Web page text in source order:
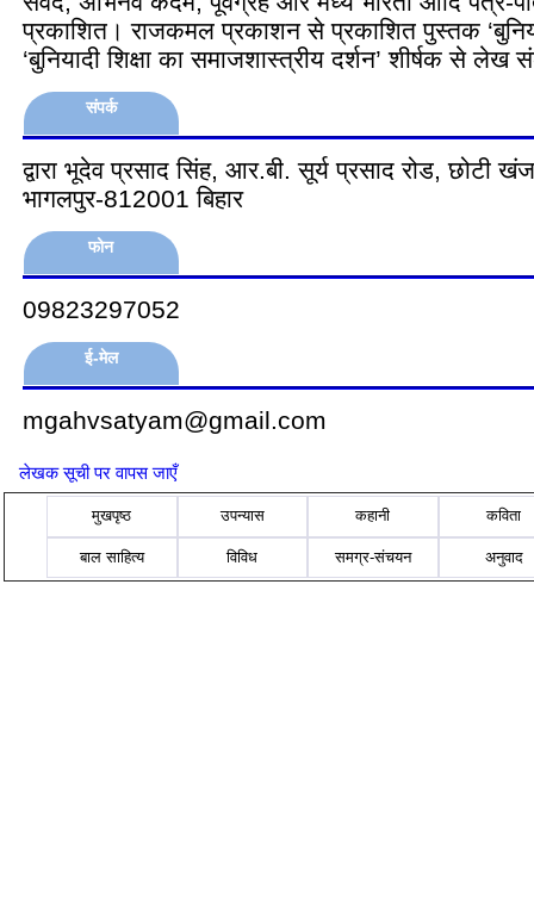
प्रकाशित। राजकमल प्रकाशन से प्रकाशित पुस्तक
‘बुनियादी शिक्षा का समाजशास्त्रीय दर्शन’ शीर्षक से
संपर्क
द्वारा भूदेव प्रसाद सिंह, आर.बी. सूर्य प्रसाद रोड, छोटी
भागलपुर-812001 बिहार
फोन
09823297052
ई-मेल
mgahvsatyam@gmail.com
लेखक सूची पर वापस जाएँ
मुखपृष्ठ उपन्यास कहानी कविता
बाल साहित्य विविध समग्र-संचयन अनुवाद